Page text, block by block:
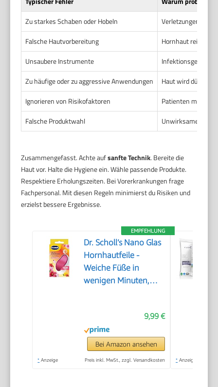
Zu starkes Schaben oder Hobeln
Verletzungen,
Falsche Hautvorbereitung
Hornhaut reißt,
Unsaubere Instrumente
Infektionsgefahr
Zu häufige oder zu aggressive Anwendungen
Haut wird dünn
Ignorieren von Risikofaktoren
Patienten mit
Falsche Produktwahl
Unwirksame oder
Zusammengefasst. Achte aufsanfte Technik. Bereite die
Haut vor. Halte die Hygiene ein. Wähle passende Produkte.
Respektiere Erholungszeiten. Bei Vorerkrankungen frage
Fachpersonal. Mit diesen Regeln minimierst du Risiken und
erzielst bessere Ergebnisse.
EMPFEHLUNG
Dr. Scholl’s Nano Glas
Hornhautfeile -
Weiche Füße in
wenigen Minuten,
Pediküre, Geeignet für
Nasse oder Trockene
Füße, Hornhaut
Entfernen Fuß,
9,99 €
Bei Amazon ansehen
* Anzeige Preis inkl. MwSt., zzgl. Versandkosten * Anzeige